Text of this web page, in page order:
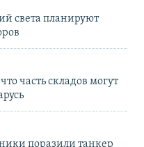
света планируют
часть складов могут
поразили танкер